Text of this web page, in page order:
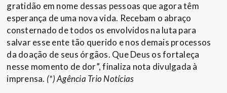
gratidão em nome dessas pessoas que agora têm
esperança de uma nova vida. Recebam o abraço
consternado de todos os envolvidos na luta para
salvar esse ente tão querido e nos demais processos
da doação de seus órgãos. Que Deus os fortaleça
nesse momento de dor”, finaliza nota divulgada à
imprensa. (*) Agência Trio Notícias